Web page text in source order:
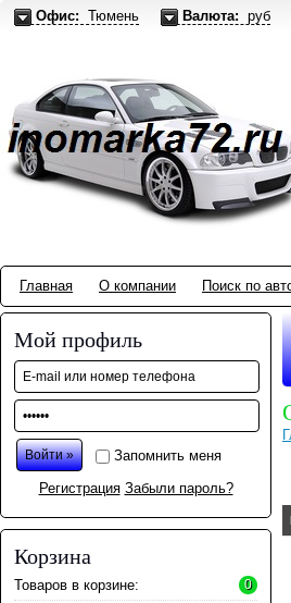
Офис: Тюмень Валюта: руб
Главная О компании Поиск по
Мой профиль
Запомнить меня
Регистрация Забыли пароль?
Корзина
Товаров в корзине: 0